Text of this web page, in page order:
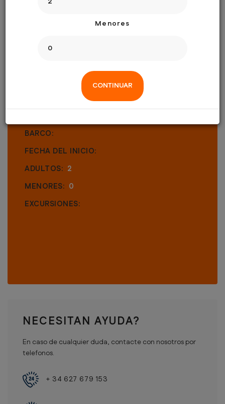
BARCO:
FECHA DEL INICIO:
ADULTOS: 2
MENORES: 0
EXCURSIONES:
NECESITAN AYUDA?
En caso de cualquier duda, contacte con nosotros por
telefonos.
+ 34 627 679 153
Menores
CONTINUAR